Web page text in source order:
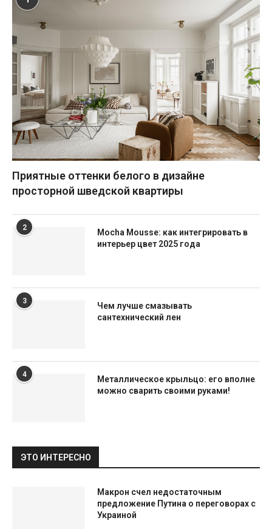
Приятные оттенки белого в дизайне
просторной шведской квартиры
2
Mocha Mousse: как интегрировать в
интерьер цвет 2025 года
3
Чем лучше смазывать
сантехнический лен
4
Металлическое крыльцо: его вполне
можно сварить своими руками!
ЭТО ИНТЕРЕСНО
Макрон счел недостаточным
предложение Путина о переговорах с
Украиной